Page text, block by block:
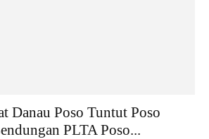
Danau Poso Tuntut Poso
PLTA Poso...